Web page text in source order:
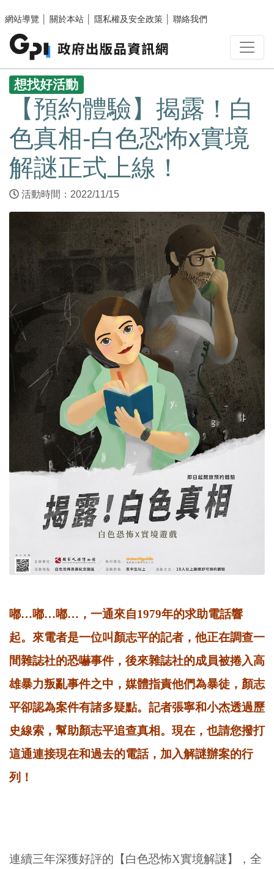
網站導覽
關於本站 隱私權及安全政策 聯絡我們
:::
想找好活動
【預約體驗】揭露！白
色真相-白色恐怖x實境
解謎正式上線！
活動時間：2022/11/15
嘟…嘟…嘟…，一通來自1979年的求助電話響
起。來電者是一位叫顏志平的記者，他正在調查一
間雜誌社的恐嚇事件，後來雜誌社的成員被捲入高
雄暴力叛亂事件之中，媒體指責他們為暴徒，顏志
平卻認為案件有諸多疑點。記者張寧和小杰透過歷
史線索，幫助顏志平追查真相。現在，也請您撥打
這通連接現在和過去的電話，加入解謎辦案的行
列！
連續三年深獲好評的【白色恐怖X實境解謎】，全